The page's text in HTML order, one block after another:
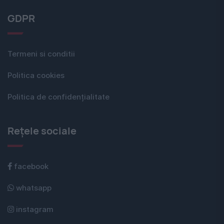
GDPR
Termeni si conditii
Politica cookies
Politica de confidențialitate
Rețele sociale
facebook
whatsapp
instagram